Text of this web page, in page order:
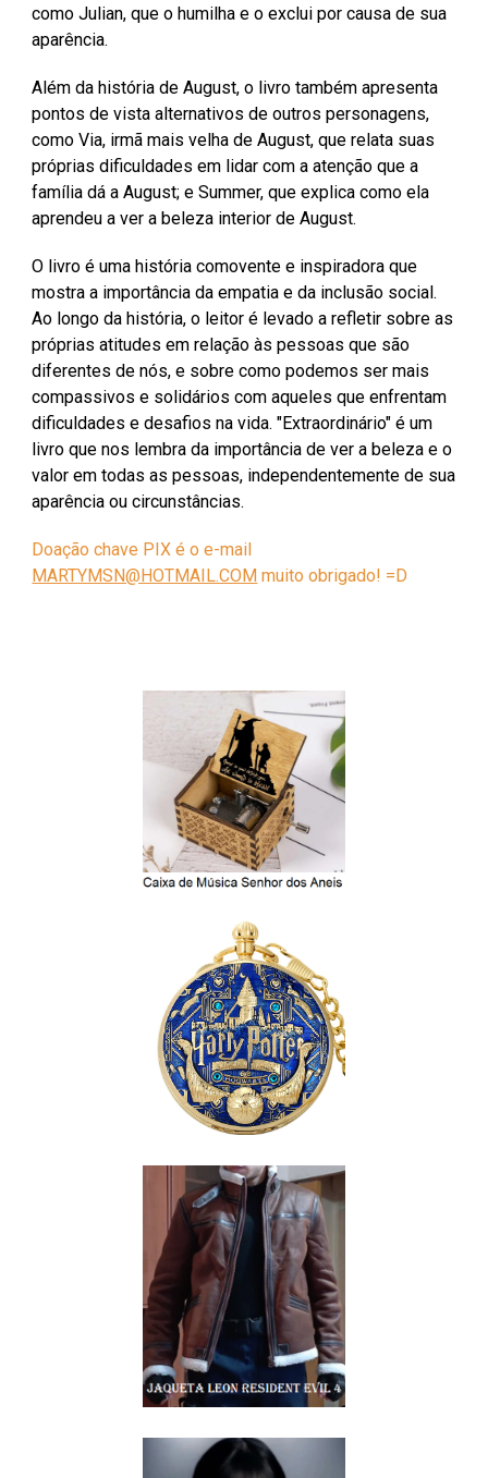
como Julian, que o humilha e o exclui por causa de sua
aparência.
Além da história de August, o livro também apresenta
pontos de vista alternativos de outros personagens,
como Via, irmã mais velha de August, que relata suas
próprias dificuldades em lidar com a atenção que a
família dá a August; e Summer, que explica como ela
aprendeu a ver a beleza interior de August.
O livro é uma história comovente e inspiradora que
mostra a importância da empatia e da inclusão social.
Ao longo da história, o leitor é levado a refletir sobre as
próprias atitudes em relação às pessoas que são
diferentes de nós, e sobre como podemos ser mais
compassivos e solidários com aqueles que enfrentam
dificuldades e desafios na vida. "Extraordinário" é um
livro que nos lembra da importância de ver a beleza e o
valor em todas as pessoas, independentemente de sua
aparência ou circunstâncias.
Doaçãochave PIX é o e-mail
MARTYMSN@HOTMAIL.COM muito obrigado! =D